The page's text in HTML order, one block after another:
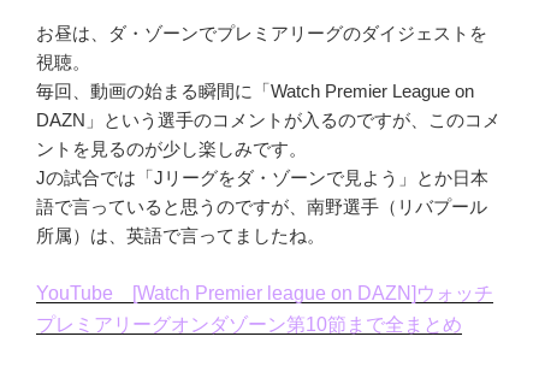
お昼は、ダ・ゾーンでプレミアリーグのダイジェストを
視聴。
毎回、動画の始まる瞬間に「Watch Premier League on
DAZN」という選手のコメントが入るのですが、このコメ
ントを見るのが少し楽しみです。
Jの試合では「Jリーグをダ・ゾーンで見よう」とか日本
語で言っていると思うのですが、南野選手（リバプール
所属）は、英語で言ってましたね。
YouTube [Watch Premier league on DAZN]ウォッチ
プレミアリーグオンダゾーン第10節まで全まとめ